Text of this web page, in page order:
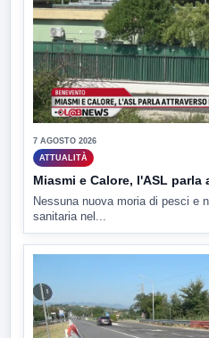
7 AGOSTO 2026
ATTUALITÀ
Miasmi e Calore, l'ASL
Nessuna nuova moria di pesci e
sanitaria nel...